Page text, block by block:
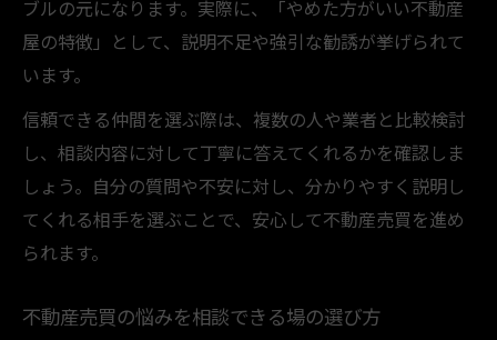
ブルの元になります。実際に、「やめた方がいい不動産
屋の特徴」として、説明不足や強引な勧誘が挙げられて
います。
信頼できる仲間を選ぶ際は、複数の人や業者と比較検討
し、相談内容に対して丁寧に答えてくれるかを確認しま
しょう。自分の質問や不安に対し、分かりやすく説明し
てくれる相手を選ぶことで、安心して不動産売買を進め
られます。
不動産売買の悩みを相談できる場の選び方